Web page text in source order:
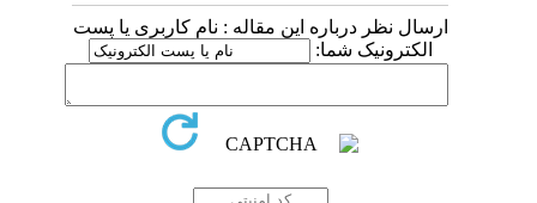
ارسال نظر درباره این مقاله : نام کاربری یا پست
الکترونیک شما: